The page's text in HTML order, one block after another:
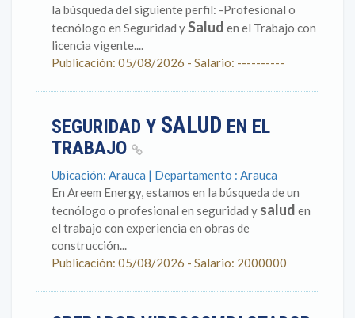
la búsqueda del siguiente perfil: -Profesional o
tecnólogo en Seguridad ySalud en el Trabajo con
licencia vigente....
Publicación: 05/08/2026 - Salario: ----------
SEGURIDAD Y SALUD EN EL
TRABAJO
Ubicación: Arauca | Departamento : Arauca
En Areem Energy, estamos en la búsqueda de un
tecnólogo o profesional en seguridad y salud en
el trabajo con experiencia en obras de
construcción...
Publicación: 05/08/2026 - Salario: 2000000